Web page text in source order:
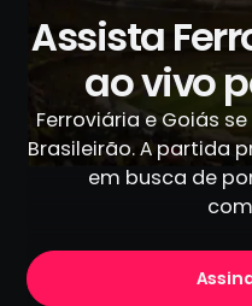
Assista
ao vivo
Ferroviária e Goiás
Brasileirão. A partida
em busca de